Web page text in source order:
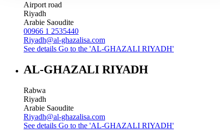
Airport road
Riyadh
Arabie Saoudite
00966 1 2535440
Riyadh@al-ghazalisa.com
See details Go to the 'AL-GHAZALI RIYADH'
AL-GHAZALI RIYADH
Rabwa
Riyadh
Arabie Saoudite
Riyadh@al-ghazalisa.com
See details Go to the 'AL-GHAZALI RIYADH'